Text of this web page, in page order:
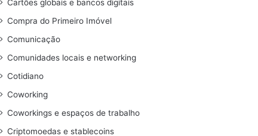
Cartões globais e bancos digitais
Compra do Primeiro Imóvel
Comunicação
Comunidades locais e networking
Cotidiano
Coworking
Coworkings e espaços de trabalho
Criptomoedas e stablecoins